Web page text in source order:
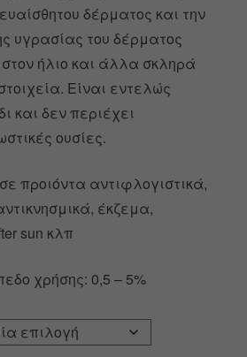
δέρματος και την
υγρασίας του δέρματος
ήλιο και άλλα σκληρά
Είναι εντελώς
και δεν περιέχει
ουσίες.
προιόντα αντιφλογιστικά,
έκζεμα,
sun κλπ
χρήσης: 0,5 – 5%